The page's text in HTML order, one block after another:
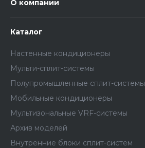
О компании
Каталог
Настенные кондиционеры
Мульти-сплит-системы
Полупромышленные сплит-системы
Мобильные кондиционеры
Мультизональные VRF-системы
Архив моделей
Внутренние блоки сплит-систем